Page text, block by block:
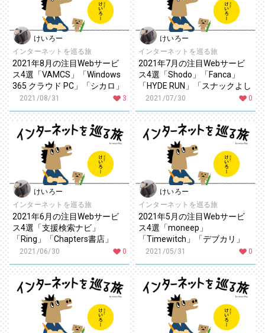
けいろー
2021/08/31
インターネットを巡る旅
2021年8月の注目Webサービ
ス4選「VAMCS」「Windows
365 クラウド PC」「シカロ」
「OniGO」
3
けいろー
2021/07/30
インターネットを巡る旅
2021年7月の注目Webサービ
ス4選「Shodo」「Fanca」
「HYDE RUN」「スナックよし
こ」
0
けいろー
2021/06/30
インターネットを巡る旅
2021年6月の注目Webサービ
ス4選「支援検索ナビ」
「Ring」「Chapters書店」
「舞台deVR」
0
けいろー
2021/05/31
インターネットを巡る旅
2021年5月の注目Webサービ
ス4選「moneep」
「Timewitch」「デブカリ」
「Yahoo!副業」
0